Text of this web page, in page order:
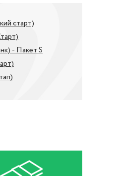
старт)
- Пакет S